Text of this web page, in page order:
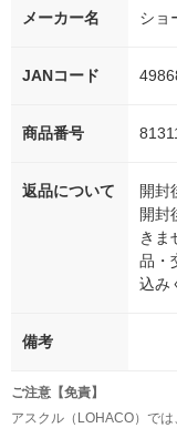
メーカー名 ショ
JANコード
商品番号
返品について
開封
開封
きま
品・
込み
備考
ご注意【免責】
アスクル（LOHACO）で